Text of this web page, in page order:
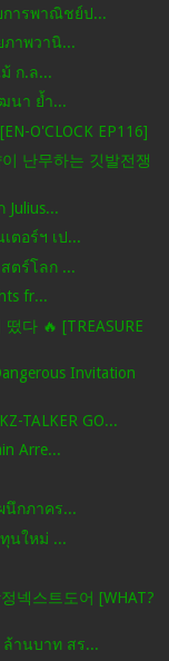
การพาณิชย์ป...
ภาพวานิ...
ก.ล...
นา ย้ำ...
O'CLOCK EP116]
난무하는 깃발전쟁
Julius...
ตอร์ฯ เป...
ตร์โลก ...
fr...
다 🔥 [TREASURE
Invitation
TALKER GO...
Arre...
นึกภาคร...
นใหม่ ...
넥스트도어 [WHAT?
านบาท สร...